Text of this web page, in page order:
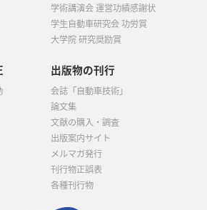
学術講演会 運営功績感謝状
学生自動車研究会 功労賞
大学院 研究奨励賞
出版物の刊行
会誌「自動車技術」
論文集
文献の購入・調査
出版案内サイト
メルマガ発行
刊行物正誤表
各種刊行物